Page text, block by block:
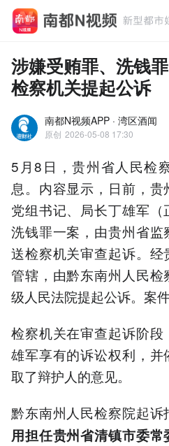
涉嫌受贿罪、洗钱
检察机关提起公诉
南都N视频APP · 湾区酒闻
原创 2026-05-08 17:30
5月8日，贵州省人民检
息。内容显示，日前，
党组书记、局长丁雄军（
洗钱罪一案，由贵州省
送检察机关审查起诉。
管辖，由黔东南州人民
级人民法院提起公诉。案
检察机关在审查起诉阶
雄军享有的诉讼权利，
取了辩护人的意见。
黔东南州人民检察院起诉
用担任贵州省清镇市委